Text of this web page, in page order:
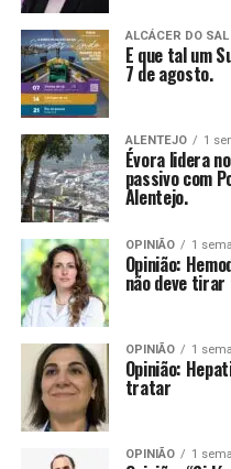
ALCÁCER DO SAL
E que tal um
7 de agosto.
ALENTEJO 1
Évora lidera
passivo com
Alentejo.
OPINIÃO 1
Opinião:
não deve
OPINIÃO 1
Opinião:
tratar
OPINIÃO 1